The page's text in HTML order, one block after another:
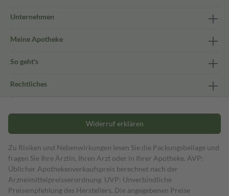
Unternehmen
Meine Apotheke
So geht's
Rechtliches
Widerruf erklären
Zu Risiken und Nebenwirkungen lesen Sie die Packungsbeilage und
fragen Sie Ihre Ärztin, Ihren Arzt oder in Ihrer Apotheke. AVP:
Üblicher Apothekenverkaufspreis berechnet nach der
Arzneimittelpreisverordnung. UVP: Unverbindliche
Preisempfehlung des Herstellers. Die angegebenen Preise